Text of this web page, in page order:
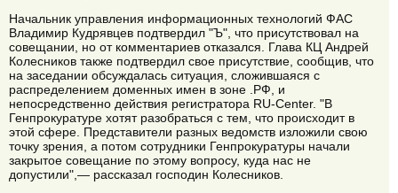
Начальник управления информационных технологий ФАС
Владимир Кудрявцев подтвердил "Ъ", что присутствовал на
совещании, но от комментариев отказался. Глава КЦ Андрей
Колесников также подтвердил свое присутствие, сообщив, что
на заседании обсуждалась ситуация, сложившаяся с
распределением доменных имен в зоне .РФ, и
непосредственно действия регистратора RU-Center. "В
Генпрокуратуре хотят разобраться с тем, что происходит в
этой сфере. Представители разных ведомств изложили свою
точку зрения, а потом сотрудники Генпрокуратуры начали
закрытое совещание по этому вопросу, куда нас не
допустили",— рассказал господин Колесников.